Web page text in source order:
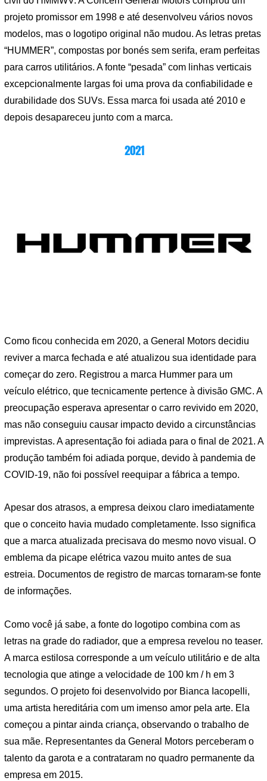
projeto promissor em 1998 e até desenvolveu vários novos
modelos, mas o logotipo original não mudou. As letras pretas
“HUMMER”, compostas por bonés sem serifa, eram perfeitas
para carros utilitários. A fonte “pesada” com linhas verticais
excepcionalmente largas foi uma prova da confiabilidade e
durabilidade dos SUVs. Essa marca foi usada até 2010 e
depois desapareceu junto com a marca.
2021
Como ficou conhecida em 2020, a General Motors decidiu
reviver a marca fechada e até atualizou sua identidade para
começar do zero. Registrou a marca Hummer para um
veículo elétrico, que tecnicamente pertence à divisão GMC. A
preocupação esperava apresentar o carro revivido em 2020,
mas não conseguiu causar impacto devido a circunstâncias
imprevistas. A apresentação foi adiada para o final de 2021. A
produção também foi adiada porque, devido à pandemia de
COVID-19, não foi possível reequipar a fábrica a tempo.
Apesar dos atrasos, a empresa deixou claro imediatamente
que o conceito havia mudado completamente. Isso significa
que a marca atualizada precisava do mesmo novo visual. O
emblema da picape elétrica vazou muito antes de sua
estreia. Documentos de registro de marcas tornaram-se fonte
de informações.
Como você já sabe, a fonte do logotipo combina com as
letras na grade do radiador, que a empresa revelou no teaser.
A marca estilosa corresponde a um veículo utilitário e de alta
tecnologia que atinge a velocidade de 100 km / h em 3
segundos. O projeto foi desenvolvido por Bianca Iacopelli,
uma artista hereditária com um imenso amor pela arte. Ela
começou a pintar ainda criança, observando o trabalho de
sua mãe. Representantes da General Motors perceberam o
talento da garota e a contrataram no quadro permanente da
empresa em 2015.